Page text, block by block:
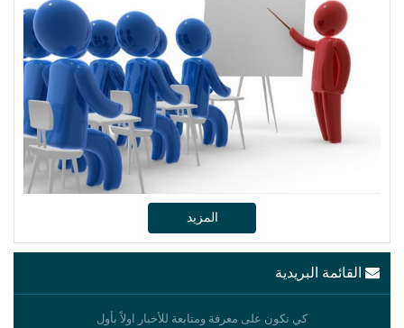
المزيد
القائمة البريدية
كي تكون على معرفة ومتابعة للأخبار اولاً بأول